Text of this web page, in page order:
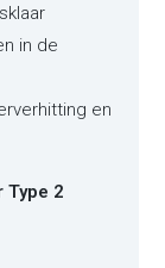
in de
en
Type 2